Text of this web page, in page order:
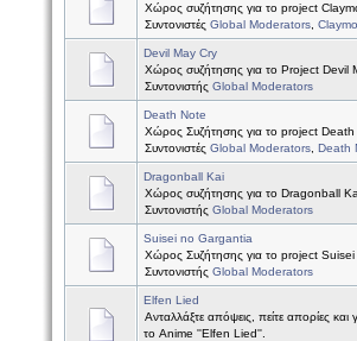
Χώρος συζήτησης για το project
Συντονιστές Global Moderators
Devil May Cry
Χώρος συζήτησης για το Project Devil
Συντονιστής Global Moderators
Death Note
Χώρος Συζήτησης για το project
Συντονιστές Global Moderators Death
Dragonball Kai
Χώρος συζήτησης για το Dragonball
Συντονιστής Global Moderators
Suisei no Gargantia
Χώρος Συζήτησης για το project
Συντονιστής Global Moderators
Elfen Lied
Ανταλλάξτε απόψεις, πείτε απορίες και
το Anime ''Elfen Lied''.